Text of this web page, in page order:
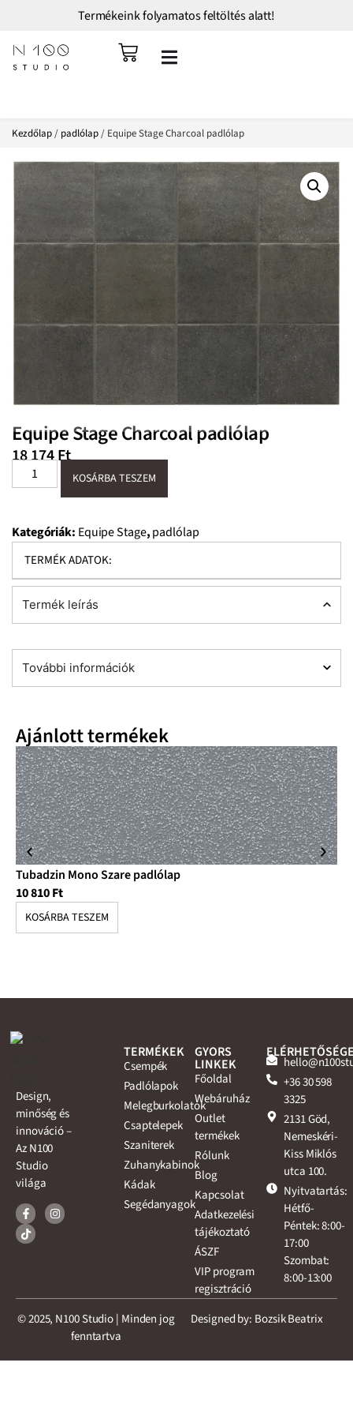
Termékeink folyamatos feltöltés alatt!
Kezdőlap/ padlólap/ Equipe Stage Charcoal padlólap
Equipe Stage Charcoal padlólap
18 174Ft
KOSÁRBA TESZEM
Kategóriák: Equipe Stage,padlólap
TERMÉK ADATOK:
Termék leírás
További információk
Ajánlott termékek
Tubadzin Mono Szare padlólap
10 810Ft
KOSÁRBA TESZEM
Design,
minőség és
innováció –
Az N100
Studio
világa
TERMÉKEK
Csempék
Padlólapok
Melegburkolatok
Csaptelepek
Szaniterek
Zuhanykabinok
Kádak
Segédanyagok
GYORS
LINKEK
Főoldal
Webáruház
Outlet
termékek
Rólunk
Blog
Kapcsolat
Adatkezelési
tájékoztató
ÁSZF
VIP program
regisztráció
+36 30 598
3325
2131 Göd,
Nemeskéri-
Kiss Miklós
utca 100.
Nyitvatartás:
Hétfő-
Péntek: 8:00-
17:00
Szombat:
8:00-13:00
© 2025, N100 Studio | Minden jog
fenntartva
Designed by: Bozsik Beatrix